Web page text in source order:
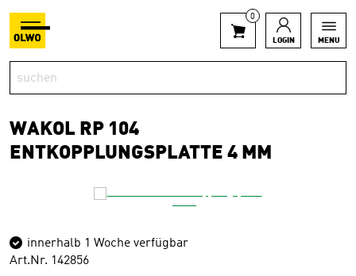
0
LOGIN MENU
WAKOL RP 104
ENTKOPPLUNGSPLATTE 4 MM
innerhalb 1 Woche verfügbar
Art.Nr. 142856